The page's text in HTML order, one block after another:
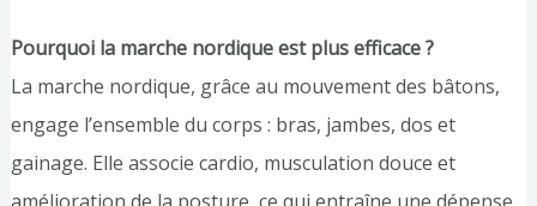
Pourquoi la marche nordique est plus efficace ?
La marche nordique, grâce au mouvement des bâtons,
engage l’ensemble du corps : bras, jambes, dos et
gainage. Elle associe cardio, musculation douce et